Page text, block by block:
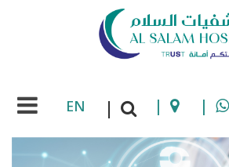
|
|
|
EN